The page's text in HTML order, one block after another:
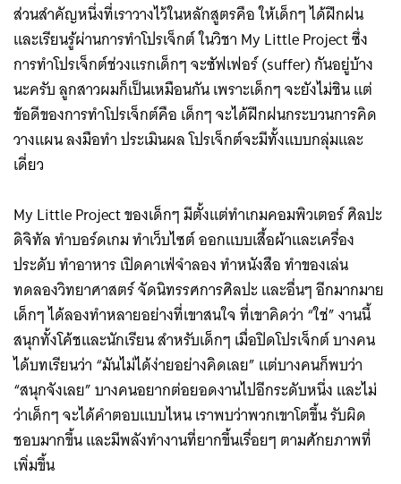
ส่วนสำคัญหนึ่งที่เราวางไว้ในหลักสูตรคือ ให้เด็กๆ ได้ฝึกฝน
และเรียนรู้ผ่านการทำโปรเจ็กต์ ในวิชา My Little Project ซึ่ง
การทำโปรเจ็กต์ช่วงแรกเด็กๆ จะซัฟเฟอร์ (suffer) กันอยู่บ้าง
นะครับ ลูกสาวผมก็เป็นเหมือนกัน เพราะเด็กๆ จะยังไม่ชิน แต่
ข้อดีของการทำโปรเจ็กต์คือ เด็กๆ จะได้ฝึกฝนกระบวนการคิด
วางแผน ลงมือทำ ประเมินผล โปรเจ็กต์จะมีทั้งแบบกลุ่มและ
เดี่ยว
My Little Project ของเด็กๆ มีตั้งแต่ทำเกมคอมพิวเตอร์ ศิลปะ
ดิจิทัล ทำบอร์ดเกม ทำเว็บไซต์ ออกแบบเสื้อผ้าและเครื่อง
ประดับ ทำอาหาร เปิดคาเฟ่จำลอง ทำหนังสือ ทำของเล่น
ทดลองวิทยาศาสตร์ จัดนิทรรศการศิลปะ และอื่นๆ อีกมากมาย
เด็กๆ ได้ลองทำหลายอย่างที่เขาสนใจ ที่เขาคิดว่า “ใช่” งานนี้
สนุกทั้งโค้ชและนักเรียน สำหรับเด็กๆ เมื่อปิดโปรเจ็กต์ บางคน
ได้บทเรียนว่า “มันไม่ได้ง่ายอย่างคิดเลย” แต่บางคนก็พบว่า
“สนุกจังเลย” บางคนอยากต่อยอดงานไปอีกระดับหนึ่ง และไม่
ว่าเด็กๆ จะได้คำตอบแบบไหน เราพบว่าพวกเขาโตขึ้น รับผิด
ชอบมากขึ้น และมีพลังทำงานที่ยากขึ้นเรื่อยๆ ตามศักยภาพที่
เพิ่มขึ้น